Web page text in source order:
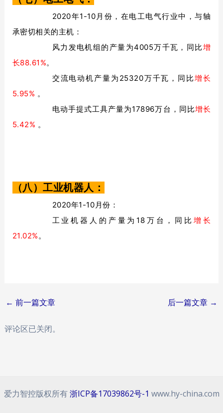
2020年1-10月份，在电工电气行业中，与轴
承密切相关的主机：
风力发电机组的产量为4005万千瓦，同比增
长88.61%。
交流电动机产量为25320万千瓦，同比增长
5.95% 。
电动手提式工具产量为17896万台，同比增长
5.42% 。
（八）工业机器人：
2020年1-10月份：
工业机器人的产量为18万台，同比 增长
21.02%。
Post
← 前一篇文章 后一篇文章 →
评论区已关闭。
爱力智控版权所有浙ICP备17039862号-1 www.hy-china.com